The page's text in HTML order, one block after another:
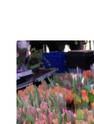
Freilandrosen